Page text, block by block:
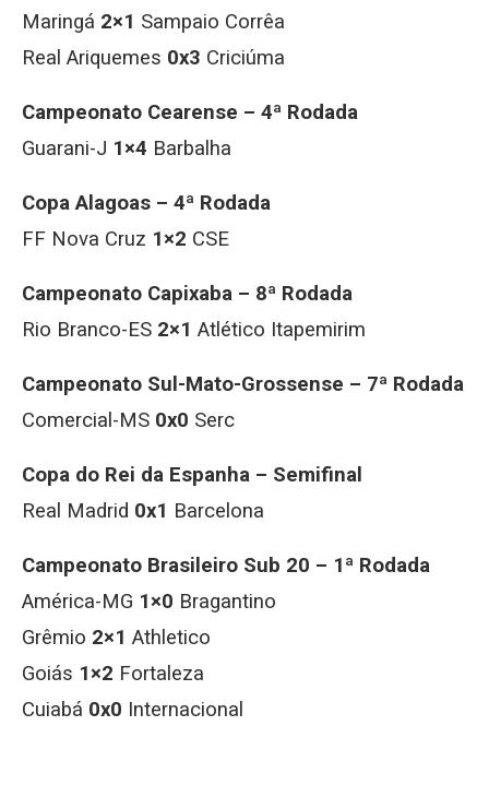
Maringá 2×1 Sampaio Corrêa
Real Ariquemes 0x3 Criciúma
Campeonato Cearense – 4ª Rodada
Guarani-J 1×4 Barbalha
Copa Alagoas – 4ª Rodada
FF Nova Cruz 1×2 CSE
Campeonato Capixaba – 8ª Rodada
Rio Branco-ES 2×1 Atlético Itapemirim
Campeonato Sul-Mato-Grossense – 7ª Rodada
Comercial-MS 0x0 Serc
Copa do Rei da Espanha – Semifinal
Real Madrid 0x1 Barcelona
Campeonato Brasileiro Sub 20 – 1ª Rodada
América-MG 1×0 Bragantino
Grêmio 2×1 Athletico
Goiás 1×2 Fortaleza
Cuiabá 0x0 Internacional